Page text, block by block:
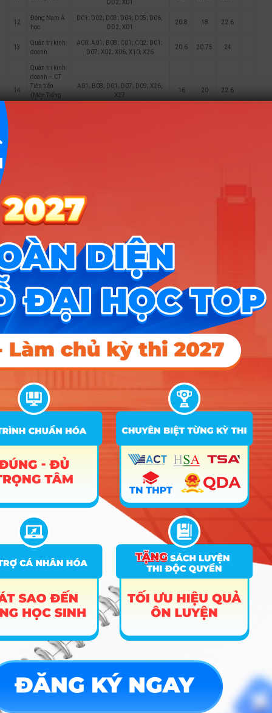
DD2; X01
12
Đông Nam Á
học
D01; D02; D03; D04; D05; D06;
DD2; X01
20.8 18 22.6
13
Quản trị kinh
doanh
A00; A01; B08; C01; C02; D01;
D07; X02; X06; X10; X26
20.6 20.75 24
14
Quản trị kinh
doanh – CT
Tiên tiến
(Môn Tiếng
A01; B08; D01; D07; D09; X26;
X27
16 20 22.6
17
CT Tiên tiến
(Môn Tiếng
Anh nhân hệ
số 2)
A01; B08; D01; D07; D09; D10;
18 Kế toán
A00; A01; C01; C02; D01; D07;
X02; X06; X10; X25; X26
Kế toán – CT
Tiên tiến
Anh nhân hệ
số 2)
A01; D01; D07; X25; X26; X27;
X28
A00; A01; C01; C02; D01; D07;
24.1
CT Tiên tiến
Anh nhân hệ
A01; D01; D07; X25; X26; X27;
22 Quản lý công 16.5 18
nhân lực
X02; X06; X26; X27; X56
Hệ thống
quản lý
X02; X06; X10; X26
25 Luật
A00; A01; C03; D01; D03; D05;
D06; X01
23.2 24.75 23.4
26 Luật kinh tế
A00; A01; C03; D01; D03; D05;
D06; X01
23.25 24.75 23.9
Luật kinh tế
– CT Tiên
tiến
Anh nhân hệ
A01; D01; D09; X25
28
liệu
A00; A01; C01; C02; D01; D07;
X02; X06; X10; X26
20.3 20 23.9
29
Khoa học
A00; A01; C01; C02; D01; D07;
X02; X06; X10; X26
19 20
máy tính –
CT Tiên tiến
Anh hệ số 2)
X28
Kỹ thuật
A00; A01; C01; C02; D01; D07;